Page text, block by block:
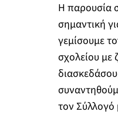
Η παρουσία
σημαντική
γεμίσουμε
σχολείου με
τον Σύλλογό